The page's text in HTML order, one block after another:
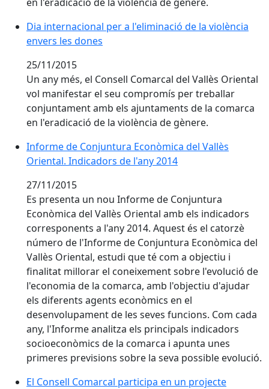
Dia internacional per a l'eliminació de la violència
envers les dones
25/11/2015
Un any més, el Consell Comarcal del Vallès Oriental
vol manifestar el seu compromís per treballar
conjuntament amb els ajuntaments de la comarca
en l'eradicació de la violència de gènere.
Informe de Conjuntura Econòmica del Vallès
Informe de Conjuntura Econòmica del Vallès
Oriental. Indicadors de l'any 2014
27/11/2015
Es presenta un nou Informe de Conjuntura
Econòmica del Vallès Oriental amb els indicadors
corresponents a l'any 2014. Aquest és el catorzè
número de l'Informe de Conjuntura Econòmica del
Vallès Oriental, estudi que té com a objectiu i
finalitat millorar el coneixement sobre l'evolució de
l'economia de la comarca, amb l'objectiu d'ajudar
els diferents agents econòmics en el
desenvolupament de les seves funcions. Com cada
any, l'Informe analitza els principals indicadors
socioeconòmics de la comarca i apunta unes
primeres previsions sobre la seva possible evolució.
El Consell Comarcal participa en un projecte
El Consell Comarcal participa en un projecte